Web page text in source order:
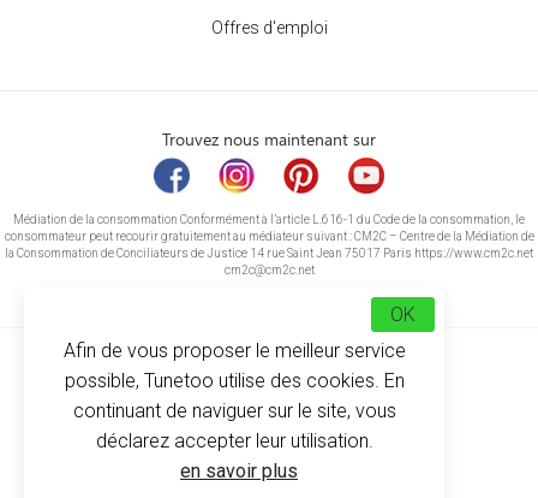
Offres d'emploi
Trouvez nous maintenant sur
Médiation de la consommation Conformément à l’article L.616-1 du Code de la consommation, le
consommateur peut recourir gratuitement au médiateur suivant : CM2C – Centre de la Médiation de
la Consommation de Conciliateurs de Justice 14 rue Saint Jean 75017 Paris https://www.cm2c.net
cm2c@cm2c.net
© Copyright 2026 -Tunetoo
Afin de vous proposer le meilleur service
possible, Tunetoo utilise des cookies. En
continuant de naviguer sur le site, vous
déclarez accepter leur utilisation.
en savoir plus
OK